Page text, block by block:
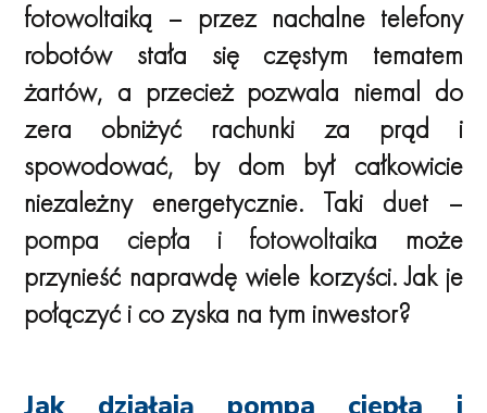
fotowoltaiką – przez nachalne telefony
robotów stała się częstym tematem
żartów, a przecież pozwala niemal do
zera obniżyć rachunki za prąd i
spowodować, by dom był całkowicie
niezależny energetycznie. Taki duet –
pompa ciepła i fotowoltaika może
przynieść naprawdę wiele korzyści. Jak je
połączyć i co zyska na tym inwestor?